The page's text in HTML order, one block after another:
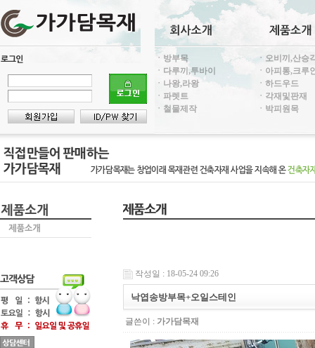
ㆍ방부목
ㆍ오비끼,산승
ㆍ다루끼,투바이
ㆍ아피통,크루
ㆍ나왕,라왕
ㆍ하드우드
ㆍ파렛트
ㆍ각재및판재
ㆍ철물제작
ㆍ박피원목
작성일 : 18-05-24 09:26
낙엽송방부목+오일스테인
글쓴이 : 가가담목재